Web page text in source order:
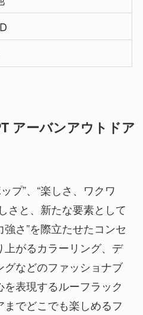
アーバンアウトドア
プ”、“楽しさ、ワクワ
さと、新たな要素として
強さ”を際立たせたコンセ
がるカラーリング、デ
などのファッショナブ
表現するルーフラック
でどこでも楽しめるフ